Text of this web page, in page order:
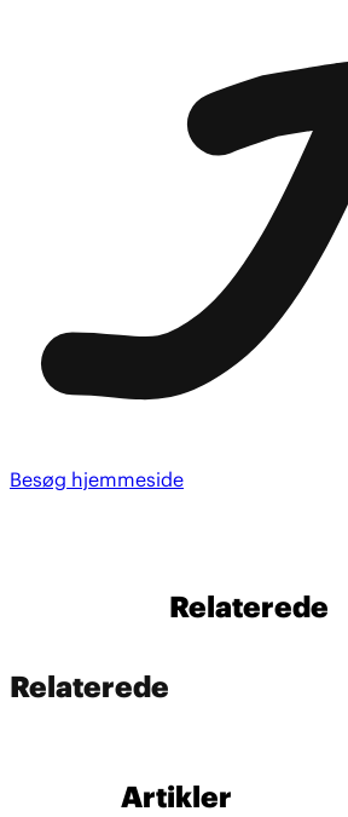
Besøg hjemmeside
Relaterede
Relaterede
Artikler